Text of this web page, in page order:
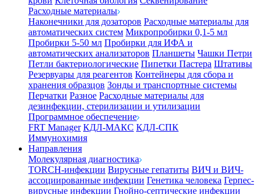
Расходные материалы
Наконечники для дозаторов Расходные материалы для
автоматических систем Микропробирки 0,1-5 мл
Пробирки 5-50 мл Пробирки для ИФА и
автоматических анализаторов Планшеты Чашки Петри
Петли бактериологические Пипетки Пастера Штативы
Резервуары для реагентов Контейнеры для сбора и
хранения образцов Зонды и транспортные системы
Перчатки Разное Расходные материалы для
дезинфекции, стерилизации и утилизации
Программное обеспечение
FRT Manager КДЛ-МАКС КДЛ-СПК
Иммунохимия
Направления
Молекулярная диагностика
TORCH-инфекции Вирусные гепатиты ВИЧ и ВИЧ-
ассоциированные инфекции Генетика человека Герпес-
вирусные инфекции Гнойно-септические инфекции